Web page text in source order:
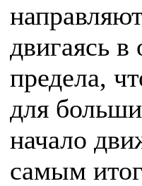
двигаясь
предела,
для
начало
самым